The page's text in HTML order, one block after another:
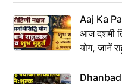
Aaj Ka
आज दशमी
योग, जानें
Dhanbad: